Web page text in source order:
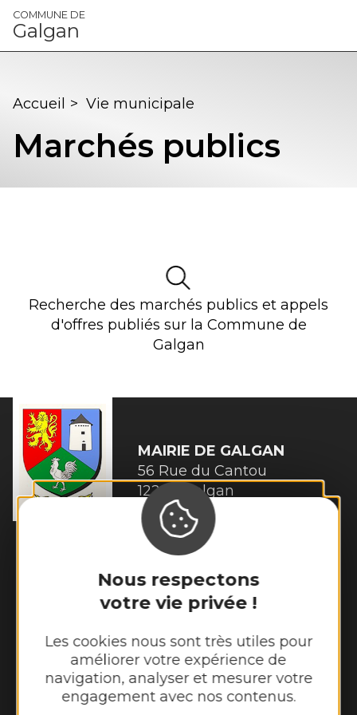
Panneau de gestion des cookies
Nous respectons
votre vie privée !
Les cookies nous sont très utiles pour
améliorer votre expérience de
navigation, analyser et mesurer votre
engagement avec nos contenus.
COMMUNE DE
Galgan
Accueil > Vie municipale
Marchés publics
Recherche des marchés publics et appels
d'offres publiés sur la Commune de
Galgan
MAIRIE DE GALGAN
56 Rue du Cantou
12220 Galgan
Tél. :05 65 80 41 08
Horaires d'ouverture :
Mercredi de 14h00 à 16h45
Jeudi et vendredi de 13h00 à 16h45
Nous contacter
Météo